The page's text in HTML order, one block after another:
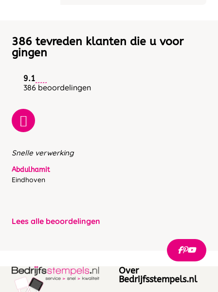
386 tevreden klanten die u voor
gingen
9.1
386 beoordelingen
Snelle verwerking
Abdulhamit
Eindhoven
Lees alle beoordelingen
Over
Bedrijfsstempels.nl